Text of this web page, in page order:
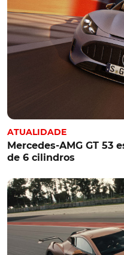
ATUALIDADE
Mercedes-AMG GT 53
de 6 cilindros